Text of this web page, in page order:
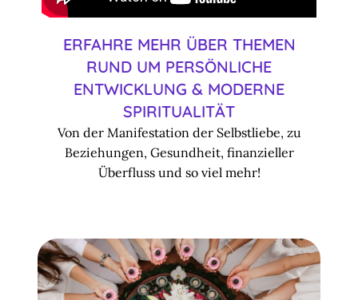
ERFAHRE MEHR ÜBER THEMEN
RUND UM PERSÖNLICHE
ENTWICKLUNG & MODERNE
SPIRITUALITÄT
Von der Manifestation der Selbstliebe, zu
Beziehungen, Gesundheit, finanzieller
Überfluss und so viel mehr!